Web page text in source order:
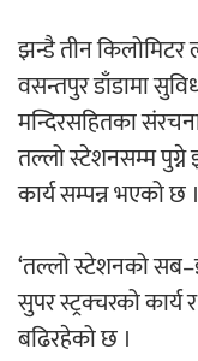
झन्डै तीन किलोमिटर
वसन्तपुर डाँडामा
मन्दिरसहितका
तल्लो स्टेशनसम्म पुग्ने
कार्य सम्पन्न भएको छ ।
‘तल्लो स्टेशनको
सुपर स्ट्रक्चरको
बढिरहेको छ ।